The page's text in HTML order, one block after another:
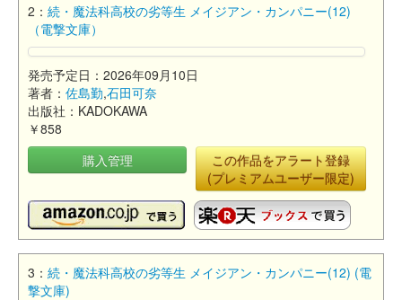
2： 続・魔法科高校の劣等生 メイジアン・カンパニー(12)
（電撃文庫）
発売予定日：2026年09月10日
著者： 佐島勤,石田可奈
出版社：KADOKAWA
￥858
購入管理
この作品をアラート登録
(プレミアムユーザー限定)
3： 続・魔法科高校の劣等生 メイジアン・カンパニー(12) (電
撃文庫)